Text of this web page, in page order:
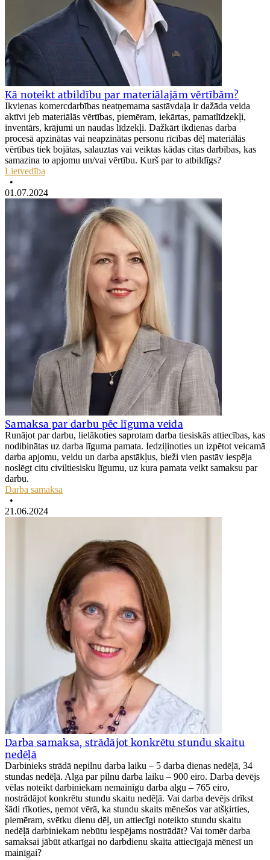
Kā noteikt atbildību par materiālajām vērtībām?
Ikvienas komercdarbības neatņemama sastāvdaļa ir dažāda veida
aktīvi jeb materiālās vērtības, piemēram, iekārtas, pamatlīdzekļi,
inventārs, krājumi un naudas līdzekļi. Dažkārt ikdienas darba
procesā apzinātas vai neapzinātas personu rīcības dēļ materiālās
vērtības tiek bojātas, salauztas vai veiktas kādas citas darbības, kas
samazina to apjomu un/vai vērtību. Kurš par to atbildīgs?
Lietvedība
•
01.07.2024
Samaksa par darbu pēc līguma veida
Runājot par darbu, lielākoties saprotam darba tiesiskās attiecības, kas
nodibinātas uz darba līguma pamata. Iedziļinoties un izpētot veicamā
darba apjomu, veidu un darba apstākļus, bieži vien pastāv iespēja
noslēgt citu civiltiesisku līgumu, uz kura pamata veikt samaksu par
darbu.
Darba samaksa
•
21.06.2024
Darba samaksa, strādājot konkrētu stundu skaitu
nedēļā
Darbinieks strādā nepilnu darba laiku – 5 darba dienas nedēļā, 34
stundas nedēļā. Alga par pilnu darba laiku – 900 eiro. Darba devējs
vēlas noteikt darbiniekam nemainīgu darba algu – 765 eiro,
nostrādājot konkrētu stundu skaitu nedēļā. Vai darba devējs drīkst
šādi rīkoties, ņemot vērā, ka stundu skaits mēnešos var atšķirties,
piemēram, svētku dienu dēļ, un attiecīgi noteikto stundu skaitu
nedēļā darbiniekam nebūtu iespējams nostrādāt? Vai tomēr darba
samaksai jābūt atkarīgai no darbdienu skaita attiecīgajā mēnesī un
mainīgai?